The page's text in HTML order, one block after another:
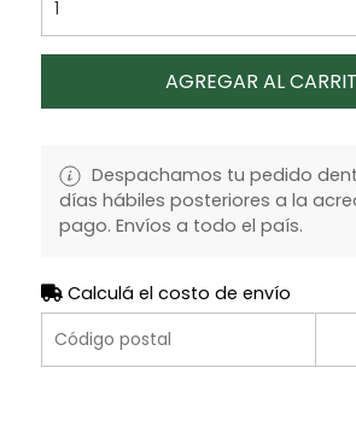
AGREGAR AL
Despachamos tu pedido
días hábiles posteriores a la
pago. Envíos a todo el país.
Calculá el costo de envío